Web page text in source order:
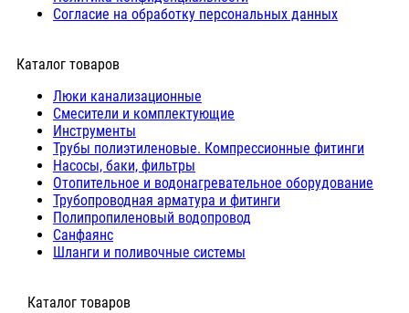
Согласие на обработку персональных данных
Каталог товаров
Люки канализационные
Cмесители и комплектующие
Инструменты
Трубы полиэтиленовые. Компрессионные фитинги
Насосы, баки, фильтры
Отопительное и водонагревательное оборудование
Трубопроводная арматура и фитинги
Полипропиленовый водопровод
Санфаянс
Шланги и поливочные системы
⠀Каталог товаров